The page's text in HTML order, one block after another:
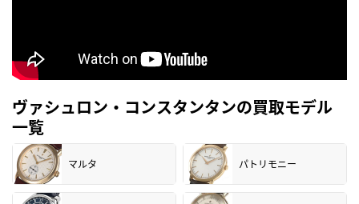
ヴァシュロン・コンスタンタンの買取モデル
一覧
マルタ パトリモニー